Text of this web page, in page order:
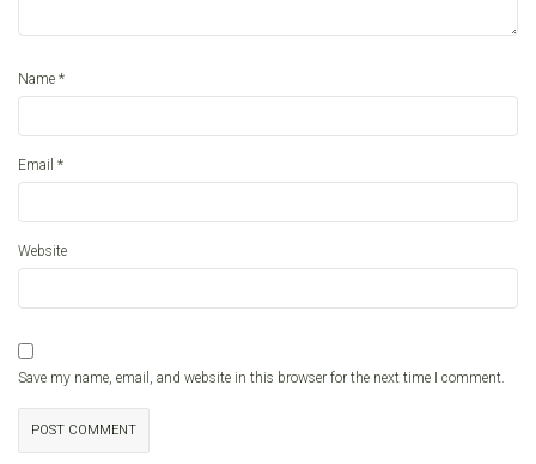
Name *
Email *
Website
Save my name, email, and website in this browser for the next time I comment.